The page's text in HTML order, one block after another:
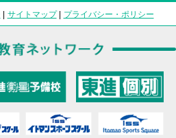
| サイトマップ| プライバシー・ポリシー